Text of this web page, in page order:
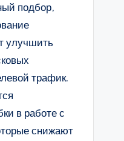
подбор,
улучшить
трафик.
в работе с
снижают